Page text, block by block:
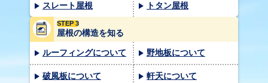
スレート屋根 トタン屋根
STEP 3
屋根の構造を知る
ルーフィングについて 野地板について
破風板について 軒天について